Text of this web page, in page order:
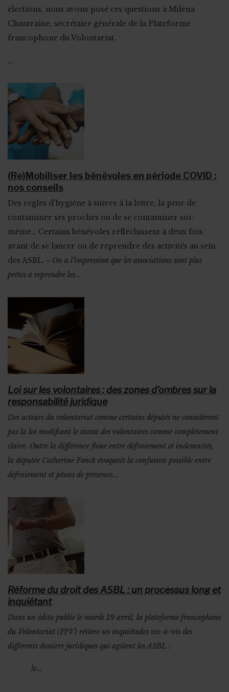
élections, nous avons posé ces questions à Milèna
Chantraine, secrétaire générale de la Plateforme
francophone du Volontariat.
...
(Re)Mobiliser les bénévoles en période COVID :
nos conseils
Des règles d’hygiène à suivre à la lettre, la peur de
contaminer ses proches ou de se contaminer soi-
même… Certains bénévoles réfléchissent à deux fois
avant de se lancer ou de reprendre des activités au sein
des ASBL. « On a l’impression que les associations sont plus
prêtes à reprendre les...
Loi sur les volontaires : des zones d’ombres sur la
responsabilité juridique
Des acteurs du volontariat comme certains députés ne considèrent
pas la loi modifiant le statut des volontaires comme complètement
claire. Outre la différence floue entre défraiement et indemnités,
la députée Catherine Fonck évoquait la confusion possible entre
défraiement et jetons de présence...
Réforme du droit des ASBL : un processus long et
inquiétant
Dans un édito publié le mardi 19 avril, la plateforme francophone
du Volontariat (PFV) réitère ses inquiétudes vis-à-vis des
différents dossiers juridiques qui agitent les ASBL :
le...